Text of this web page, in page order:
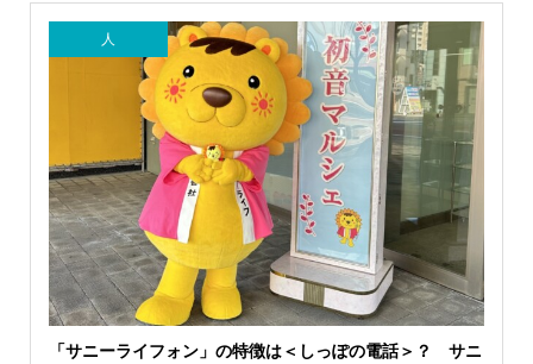
人
「サニーライフォン」の特徴は＜しっぽの電話＞？ サニ